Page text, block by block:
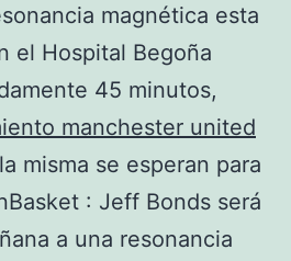
magnética esta
el Hospital Begoña
45 minutos,
manchester united
misma se esperan para
: Jeff Bonds será
a una resonancia